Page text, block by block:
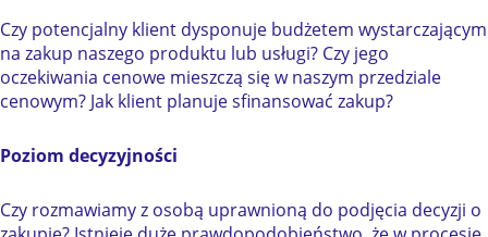
Czy potencjalny klient dysponuje budżetem wystarczającym
na zakup naszego produktu lub usługi? Czy jego
oczekiwania cenowe mieszczą się w naszym przedziale
cenowym? Jak klient planuje sfinansować zakup?
Poziom decyzyjności
Czy rozmawiamy z osobą uprawnioną do podjęcia decyzji o